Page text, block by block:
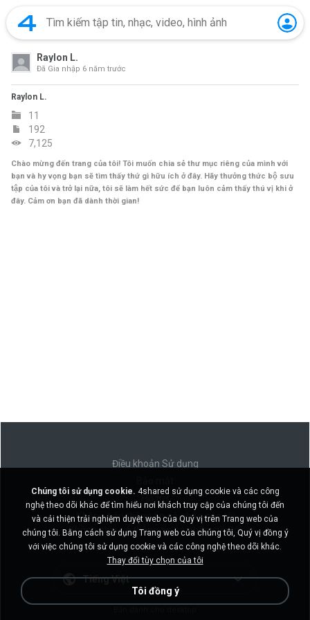
Raylon L.
Đã Gia nhập 6 năm trước
Raylon L.
11
192
7,125
Chào mừng đến trang của tôi! Tôi muốn chia sẻ thư mục riêng của mình với
bạn và hy vọng bạn sẽ tìm thấy thứ gì hữu ích ở đây. Hãy thưởng thức bộ sưu
tập của tôi và trở lại nữa, tôi sẽ làm hết sức để bạn luôn cảm thấy thú vị khi ở
đây. Cảm ơn bạn đã dành thời gian!
Điều khoản Sử dụng
Không bán thông tin cá nhân của tôi
Không chia sẻ thông tin cá nhân của tôi
Tiếng Việt
Chúng tôi sử dụng cookie. 4shared sử dụng cookie và các công
nghệ theo dõi khác để tìm hiểu nơi khách truy cập của chúng tôi đến
và cải thiện trải nghiệm duyệt web của Quý vị trên Trang web của
chúng tôi. Bằng cách sử dụng Trang web của chúng tôi, Quý vị đồng ý
với việc chúng tôi sử dụng cookie và các công nghệ theo dõi khác.
Thay đổi tùy chọn của tôi
Tôi đồng ý